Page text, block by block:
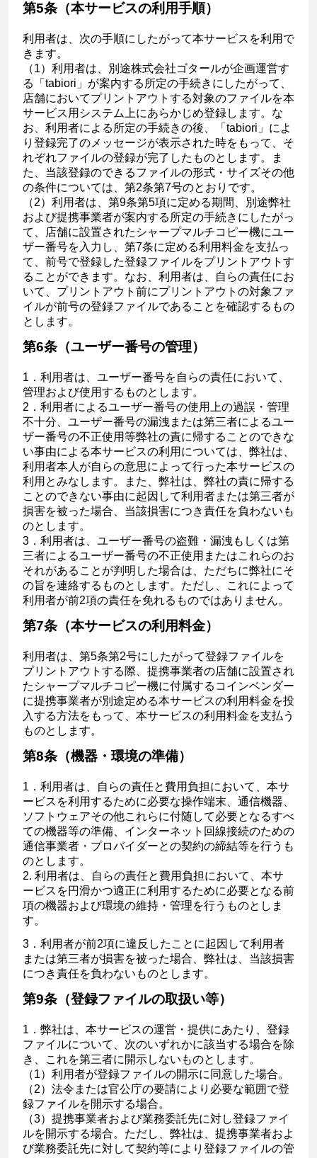
第5条（本サービスの利用手順）
利用者は、次の手順にしたがって本サービスを利用で
きます。
（1）利用者は、別途株式会社ゴタールが企画運営す
る「tabiori」が案内する所定の手続きにしたがって、
店舗においてプリントアウトする対象のファイルを本
サービス用システム上にあらかじめ登録します。な
お、利用者による所定の手続きの後、「tabiori」によ
り登録完了のメッセージが表示された時をもって、そ
れぞれファイルの登録が完了したものとします。ま
た、当該登録のできるファイルの形式・サイズその他
の条件については、第2条第7号のとおりです。
（2）利用者は、第9条第5項に定める期間、別途弊社
および提携事業者が案内する所定の手続きにしたがっ
て、店舗に設置されたシャープマルチコピー機にユー
ザー番号を入力し、第7条に定める利用料金を支払っ
て、前号で登録した登録ファイルをプリントアウトす
ることができます。なお、利用者は、自らの責任にお
いて、プリントアウト前にプリントアウトの対象ファ
イルが前号の登録ファイルであることを確認するもの
とします。
第6条（ユーザー番号の管理）
1．利用者は、ユーザー番号を自らの責任において、
管理および使用するものとします。
2．利用者によるユーザー番号の使用上の過誤・管理
不十分、ユーザー番号の漏洩または第三者によるユー
ザー番号の不正使用等弊社の責に帰することのできな
い事由による本サービスの利用については、弊社は、
利用者本人が自らの意思によって行った本サービスの
利用とみなします。また、弊社は、弊社の責に帰する
ことのできない事由に起因して利用者または第三者が
損害を被った場合、当該損害につき責任を負わないも
のとします。
3．利用者は、ユーザー番号の盗難・漏洩もしくは第
三者によるユーザー番号の不正使用またはこれらのお
それがあることが判明した場合は、ただちに弊社にそ
の旨を連絡するものとします。ただし、これによって
利用者が前2項の責任を免れるものではありません。
第7条（本サービスの利用料金）
利用者は、第5条第2号にしたがって登録ファイルを
プリントアウトする際、提携事業者の店舗に設置され
たシャープマルチコピー機に付属するコインベンダー
に提携事業者が別途定める本サービスの利用料金を投
入する方法をもって、本サービスの利用料金を支払う
ものとします。
第8条（機器・環境の準備）
1．利用者は、自らの責任と費用負担において、本サ
ービスを利用するために必要な操作端末、通信機器、
ソフトウェアその他これらに付随して必要となるすべ
ての機器等の準備、インターネット回線接続のための
通信事業者・プロバイダーとの契約の締結等を行うも
のとします。
2. 利用者は、自らの責任と費用負担において、本サ
ービスを円滑かつ適正に利用するために必要となる前
項の機器および環境の維持・管理を行うものとしま
す。
3．利用者が前2項に違反したことに起因して利用者
または第三者が損害を被った場合、弊社は、当該損害
につき責任を負わないものとします。
第9条（登録ファイルの取扱い等）
1．弊社は、本サービスの運営・提供にあたり、登録
ファイルについて、次のいずれかに該当する場合を除
き、これを第三者に開示しないものとします。
（1）利用者が登録ファイルの開示に同意した場合。
（2）法令または官公庁の要請により必要な範囲で登
録ファイルを開示する場合。
（3）提携事業者および業務委託先に対し登録ファイ
ルを開示する場合。ただし、弊社は、提携事業者およ
び業務委託先に対して契約等により登録ファイルの管